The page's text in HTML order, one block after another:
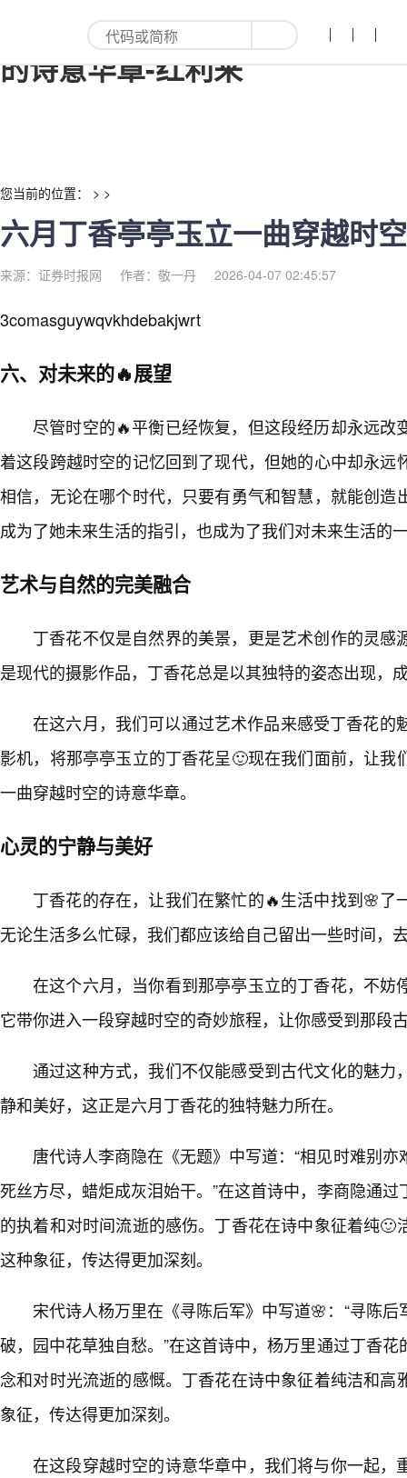
六月丁香亭亭玉立一曲穿越时空
的诗意华章-红利来
您当前的位置： > >
六月丁香亭亭玉立一曲穿越时
来源：证券时报网 作者：敬一丹 2026-04-07 02:45:57
3comasguywqvkhdebakjwrt
六、对未来的🔥展望
尽管时空的🔥平衡已经恢复，但这段经历却永远改
着这段跨越时空的记忆回到了现代，但她的心中却永远
相信，无论在哪个时代，只要有勇气和智慧，就能创造
成为了她未来生活的指引，也成为了我们对未来生活的
艺术与自然的完美融合
丁香花不仅是自然界的美景，更是艺术创作的灵感
是现代的摄影作品，丁香花总是以其独特的姿态出现，
在这六月，我们可以通过艺术作品来感受丁香花的
影机，将那亭亭玉立的丁香花呈🙂现在我们面前，让我
一曲穿越时空的诗意华章。
心灵的宁静与美好
丁香花的存在，让我们在繁忙的🔥生活中找到🌸了
无论生活多么忙碌，我们都应该给自己留出一些时间，
在这个六月，当你看到那亭亭玉立的丁香花，不妨
它带你进入一段穿越时空的奇妙旅程，让你感受到那段
通过这种方式，我们不仅能感受到古代文化的魅力
静和美好，这正是六月丁香花的独特魅力所在。
唐代诗人李商隐在《无题》中写道：“相见时难别
死丝方尽，蜡炬成灰泪始干。”在这首诗中，李商隐通
的执着和对时间流逝的感伤。丁香花在诗中象征着纯🙂
这种象征，传达得更加深刻。
宋代诗人杨万里在《寻陈后军》中写道🌸：“寻陈
破，园中花草独自愁。”在这首诗中，杨万里通过丁香
念和对时光流逝的感慨。丁香花在诗中象征着纯洁和高
象征，传达得更加深刻。
在这段穿越时空的诗意华章中，我们将与你一起，